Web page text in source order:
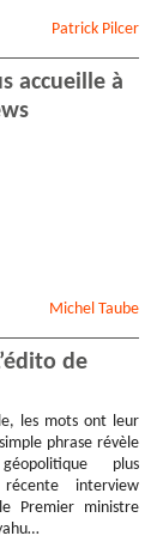
Patrick Pilcer
accueille à
Michel Taube
de
les mots ont leur
phrase révèle
plus
interview
Premier ministre